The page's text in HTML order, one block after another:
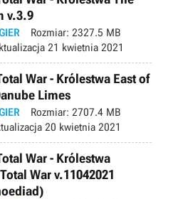
v.3.9
Rozmiar: 2327.5 MB
21 kwietnia 2021
War - Królestwa East of
Limes
Rozmiar: 2707.4 MB
20 kwietnia 2021
War - Królestwa
War v.11042021